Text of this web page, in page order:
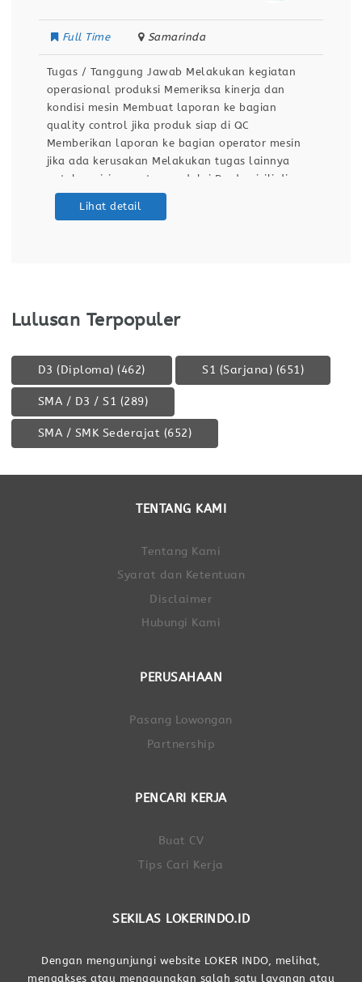
Full Time Samarinda
Tugas / Tanggung Jawab Melakukan kegiatan
operasional produksi Memeriksa kinerja dan
kondisi mesin Membuat laporan ke bagian
quality control jika produk siap di QC
Memberikan laporan ke bagian operator mesin
jika ada kerusakan Melakukan tugas lainnya
untuk posisi operator produksi Berdomisili di
Samarinda Kualifikasi / Persyaratan Pendidikan
Lihat detail
Lulusan Terpopuler
D3 (Diploma) (462) S1 (Sarjana) (651)
SMA / D3 / S1 (289)
SMA / SMK Sederajat (652)
TENTANG KAMI
Tentang Kami
Syarat dan Ketentuan
Disclaimer
Hubungi Kami
PERUSAHAAN
Pasang Lowongan
Partnership
PENCARI KERJA
Buat CV
Tips Cari Kerja
SEKILAS LOKERINDO.ID
Dengan mengunjungi website LOKER INDO, melihat,
mengakses atau menggunakan salah satu layanan atau